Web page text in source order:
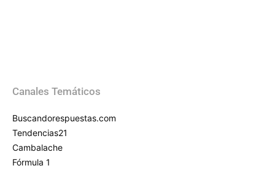
Canales Temáticos
Buscandorespuestas.com
Tendencias21
Cambalache
Fórmula 1